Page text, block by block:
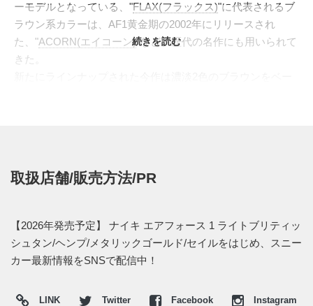
ーモデルとなっている、"FLAX(フラックス)"に代表されるブ
ラウン系カラーは、AF1黄金期の2002年にリリースされ
た、"ACORN(エイコーン)"など、歴代の名作にも用いられて
きた。
られ、存在感を漂わせる1足となっている。
や
Facebookなどで報告したい。
続きを読む
取扱店舗/販売方法/PR
【2026年発売予定】 ナイキ エアフォース 1 ライトブリティッ
シュタン/ヘンプ/メタリックゴールド/セイルをはじめ、スニー
カー最新情報をSNSで配信中！
LINK Twitter Facebook Instagram